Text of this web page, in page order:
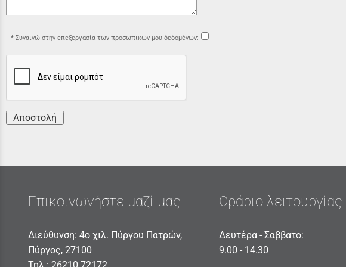
Συναινώ στην επεξεργασία των προσωπικών μου δεδομένων:
Αποστολή
Επικοινωνήστε μαζί μας
Διεύθυνση: 4ο χιλ. Πύργου Πατρών,
Πύργος, 27100
Ωράριο λειτουργίας
Δευτέρα - Σαββατο:
9.00 - 14.30